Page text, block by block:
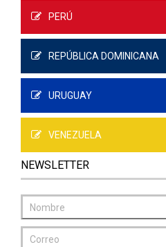
PERÚ
REPÚBLICA DOMINICANA
URUGUAY
VENEZUELA
NEWSLETTER